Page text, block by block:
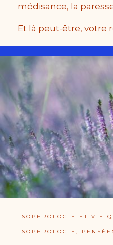
médisance, la
Et là peut-être, votre
SOPHROLOGIE ET VIE
SOPHROLOGIE,